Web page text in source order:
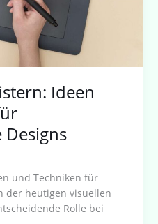
Ideen
und Techniken für
der heutigen visuellen
Rolle bei